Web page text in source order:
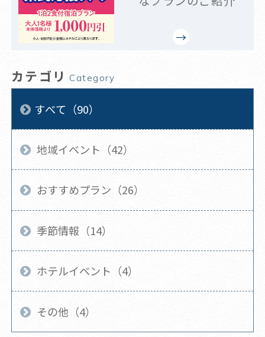
カテゴリ Category
すべて（90）
地域イベント（42）
おすすめプラン（26）
季節情報（14）
ホテルイベント（4）
その他（4）